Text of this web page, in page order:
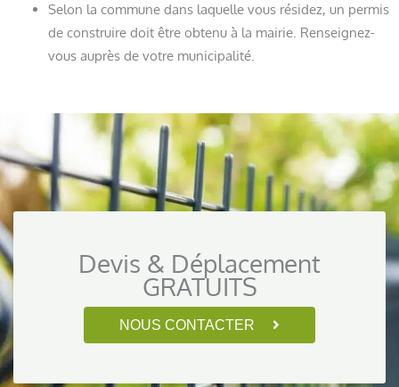
Selon la commune dans laquelle vous résidez, un permis
de construire doit être obtenu à la mairie. Renseignez-
vous auprès de votre municipalité.
Devis & Déplacement
GRATUITS
NOUS CONTACTER